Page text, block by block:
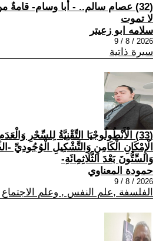
(32) عصام سالم.. - أبا وسام- قامةٌ
لا تموت
سلامه ابو زعيتر
2026 / 8 / 9
سيرة ذاتية
(33) الْأَنْطُولُوجْيَا التِّقْنِيَّةُ لِلسِّحْرِ
الْإِمْكَانِ الْكَامِنِ وَالتَّشْكِيلِ الْوُجُودِيِّ -
وَالسِّتُّونَ بَعْدَ الثَّلَاثِمِائَةِ-
حمودة المعناوي
2026 / 8 / 9
الفلسفة ,علم النفس , وعلم الاجتماع